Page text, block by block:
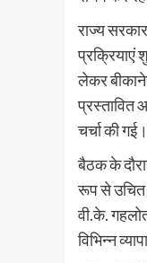
राज्य
प्रक्रियाएं
लेकर
प्रस्तावित
चर्चा की गई।
बैठक के
रूप से उचित
वी.के.
विभिन्न